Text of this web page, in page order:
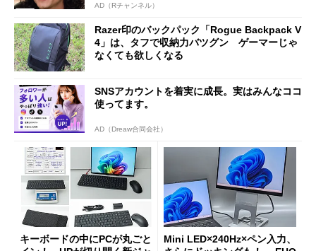
AD（Rチャンネル）
Razer印のバックパック「Rogue Backpack V
4」は、タフで収納力バツグン ゲーマーじゃ
なくても欲しくなる
SNSアカウントを着実に成長。実はみんなココ
使ってます。
AD（Dreaw合同会社）
キーボードの中にPCが丸ごと
Mini LED×240Hz×ペン入力、